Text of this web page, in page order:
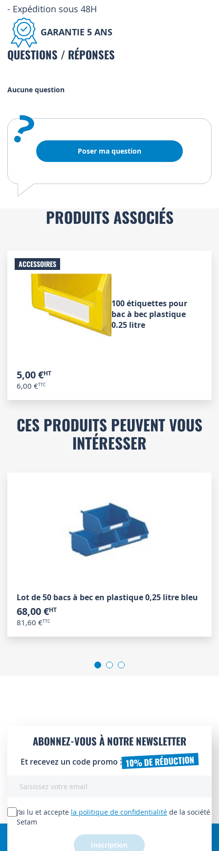
- Expédition sous 48H
GARANTIE 5 ANS
QUESTIONS / RÉPONSES
Aucune question
? Poser ma question
PRODUITS ASSOCIÉS
ACCESSOIRES
100 étiquettes pour
bac à bec plastique
0.25 litre
5,00 €
6,00 €
CES PRODUITS PEUVENT VOUS
INTÉRESSER
Lot de 50 bacs à bec en plastique 0,25 litre bleu
68,00 €
81,60 €
ABONNEZ-VOUS À NOTRE NEWSLETTER
Et recevez un code promo : 10% DE RÉDUCTION
lettre
d’information
J’ai lu et accepte la politique de confidentialité de la société
Setam
Inscription